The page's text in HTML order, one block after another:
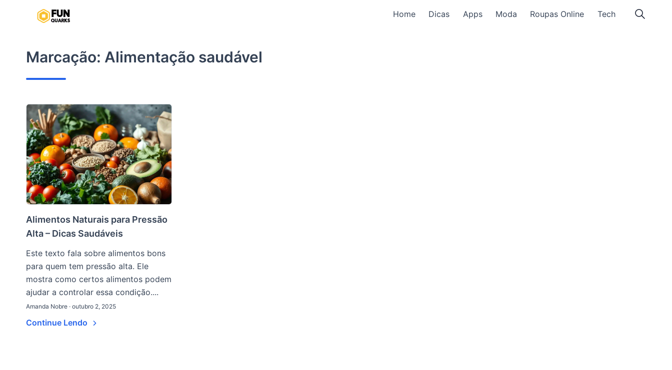
conteúdo
Home Dicas Apps Moda Roupas Online Tech
Marcação: Alimentação saudável
Alimentos Naturais para Pressão
Alta – Dicas Saudáveis
Este texto fala sobre alimentos bons
para quem tem pressão alta. Ele
mostra como certos alimentos podem
ajudar a controlar essa condição....
Amanda Nobre · outubro 2, 2025
Continue Lendo